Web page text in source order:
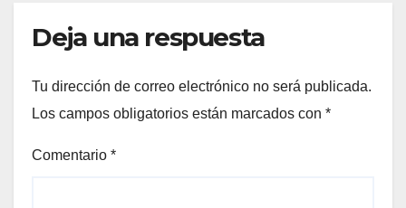
Deja una respuesta
Tu dirección de correo electrónico no será publicada.
Los campos obligatorios están marcados con *
Comentario *